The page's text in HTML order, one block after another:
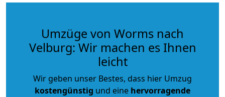
Umzüge von Worms nach
Velburg: Wir machen es Ihnen
leicht
Wir geben unser Bestes, dass hier Umzug
kostengünstig und eine hervorragende